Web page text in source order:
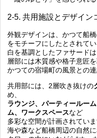
2-5. 共用施設とデザイン
外観デザインは、かつて船
をモチーフにしたとされてい
白を基調としたファサード
層部には木質感や格子意匠を
かつての宿場町の風景との
共用部には、2層吹き抜けの
め、
ラウンジ、パーティールー
ム、ワークスペースなど
多彩な空間が計画されていま
海や森など船橋周辺の自然